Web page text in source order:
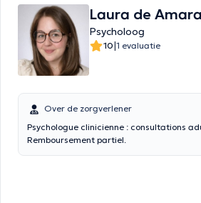
Laura de
Psycholoog
10|1 evaluatie
Over de zorgverlener
Psychologue clinicienne : consultations
Remboursement partiel.